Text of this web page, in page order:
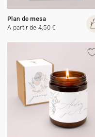
Plan de mesa
A partir de 4,50 €